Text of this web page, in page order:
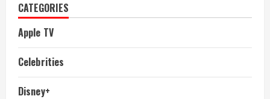
CATEGORIES
Apple TV
Celebrities
Disney+